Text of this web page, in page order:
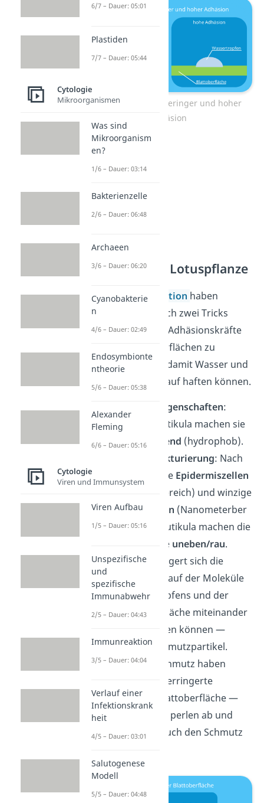
Oberflächen mit geringer und hoher
Adhäsion
Die Tricks der Lotuspflanze
Im Laufe derEvolution haben
Lotuspflanzen gleich zwei Tricks
entwickelt, um die Adhäsionskräfte
auf ihren Blattoberflächen zu
verringern — also damit Wasser und
Schmutz nicht darauf haften können.
Eigenschaften:
Wachse der Kutikula machen sie
wasserabweisend (hydrophob).
Doppelte Strukturierung: Nach
außen gewölbte Epidermiszellen
(Mikrometerbereich) und winzige
Wachsplättchen (Nanometerber
eich) auf der Kutikula machen die
Blattoberfläche uneben/rau.
Dadurch verringert sich die
Kontaktfläche, auf der Moleküle
des Wassertropfens und der
Kutikula-Oberfläche miteinander
in Kontakt treten können —
ebenso für Schmutzpartikel.
Wasser und Schmutz haben
dadurch eine verringerte
Haftung zur Blattoberfläche —
Wassertropfen perlen ab und
spülen dabei auch den Schmutz
6/7 – Dauer: 05:01
Plastiden
7/7 – Dauer: 05:44
Cytologie
Mikroorganismen
Was sind
Mikroorganism
en?
1/6 – Dauer: 03:14
Bakterienzelle
2/6 – Dauer: 06:48
Archaeen
3/6 – Dauer: 06:20
Cyanobakterie
n
4/6 – Dauer: 02:49
Endosymbionte
ntheorie
5/6 – Dauer: 05:38
Alexander
Fleming
6/6 – Dauer: 05:16
Cytologie
Viren und Immunsystem
Viren Aufbau
1/5 – Dauer: 05:16
Unspezifische
und
spezifische
Immunabwehr
2/5 – Dauer: 04:43
Immunreaktion
3/5 – Dauer: 04:04
Verlauf einer
Infektionskrank
heit
4/5 – Dauer: 03:01
Salutogenese
Modell
5/5 – Dauer: 04:48